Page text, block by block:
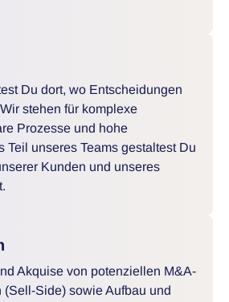
Du dort, wo Entscheidungen
stehen für komplexe
Prozesse und hohe
Teil unseres Teams gestaltest Du
Kunden und unseres
Akquise von potenziellen M&A-
(Sell-Side) sowie Aufbau und